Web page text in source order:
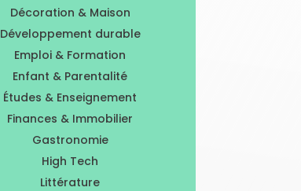
Décoration & Maison
Développement durable
Emploi & Formation
Enfant & Parentalité
Études & Enseignement
Finances & Immobilier
Gastronomie
High Tech
Littérature